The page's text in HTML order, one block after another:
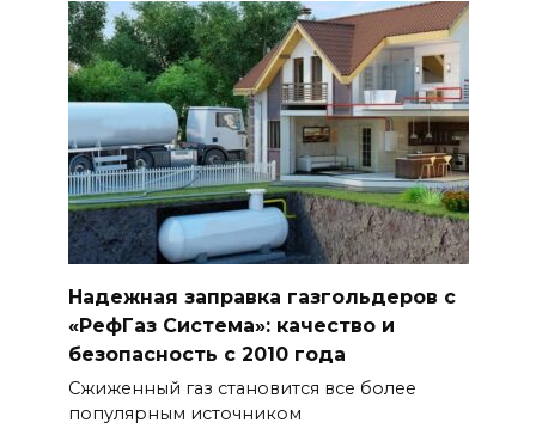
Надежная заправка газгольдеров с
«РефГаз Система»: качество и
безопасность с 2010 года
Сжиженный газ становится все более
популярным источником